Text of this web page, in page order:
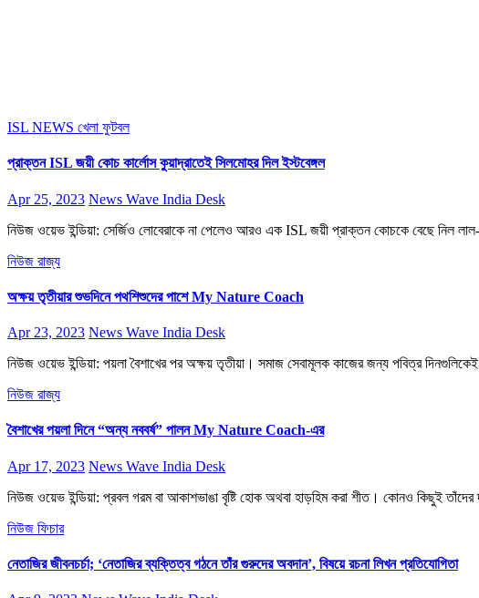
ISL NEWS খেলা ফুটবল
প্রাক্তন ISL জয়ী কোচ কার্লোস কুয়াদ্রাতেই সিলমোহর দিল ইস্টবেঙ্গল
Apr 25, 2023 News Wave India Desk
নিউজ ওয়েভ ইন্ডিয়া: সের্জিও লোবেরাকে না পেলেও আরও এক ISL জয়ী প্রাক্তন কোচকে বেছে নিল
নিউজ রাজ্য
অক্ষয় তৃতীয়ার শুভদিনে পথশিশুদের পাশে My Nature Coach
Apr 23, 2023 News Wave India Desk
নিউজ ওয়েভ ইন্ডিয়া: পয়লা বৈশাখের পর অক্ষয় তৃতীয়া। সমাজ সেবামূলক কাজের জন্য পবিত্র
নিউজ রাজ্য
বৈশাখের পয়লা দিনে “অন্য নববর্ষ” পালন My Nature Coach-এর
Apr 17, 2023 News Wave India Desk
নিউজ ওয়েভ ইন্ডিয়া: প্রবল গরম বা আকাশভাঙা বৃষ্টি হোক অথবা হাড়হিম করা শীত। কোনও কিছুই
নিউজ ফিচার
নেতাজির জীবনচর্চা; ‘নেতাজির ব্যক্তিত্ব গঠনে তাঁর গুরুদের অবদান’, বিষয়ে রচনা লিখন প্রতিযোগিতা